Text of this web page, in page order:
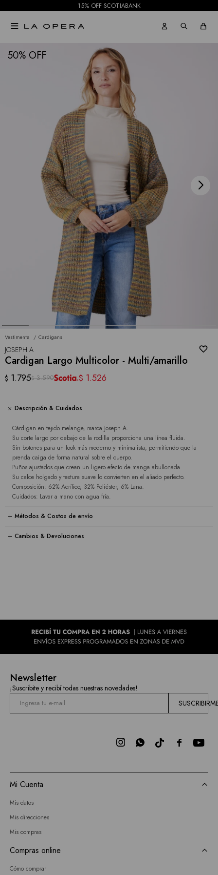
15% OFF SCOTIABANK

50
Vestimenta Cardigans
JOSEPH A
Cardigan Largo Multicolor - Multi/amarillo
$ 1.795$ 3.590 $ 1.526
Descripción & Cuidados
Cárdigan en tejido melange, marca Joseph A.
Su corte largo por debajo de la rodilla proporciona una línea fluida.
Sin botones para un look más moderno y minimalista, permitiendo que la
prenda caiga de forma natural sobre el cuerpo.
Puños ajustados que crean un ligero efecto de manga abullonada.
Su calce holgado y textura suave lo convierten en el aliado perfecto.
Composición: 62% Acrílico, 32% Poliéster, 6% Lana.
Cuidados: Lavar a mano con agua fría.
Métodos & Costos de envío
Cambios & Devoluciones
NOTIFICARME
Newsletter
¡Suscribite y recibí todas nuestras novedades!

 
Mi Cuenta
Mis datos
Mis direcciones
Mis compras
Compras online
Cómo comprar